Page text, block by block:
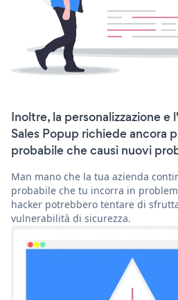
Inoltre, la personalizzazione
Sales Popup richiede ancora
probabile che causi nuovi
Man mano che la tua azienda
probabile che tu incorra in
hacker potrebbero tentare di
vulnerabilità di sicurezza.